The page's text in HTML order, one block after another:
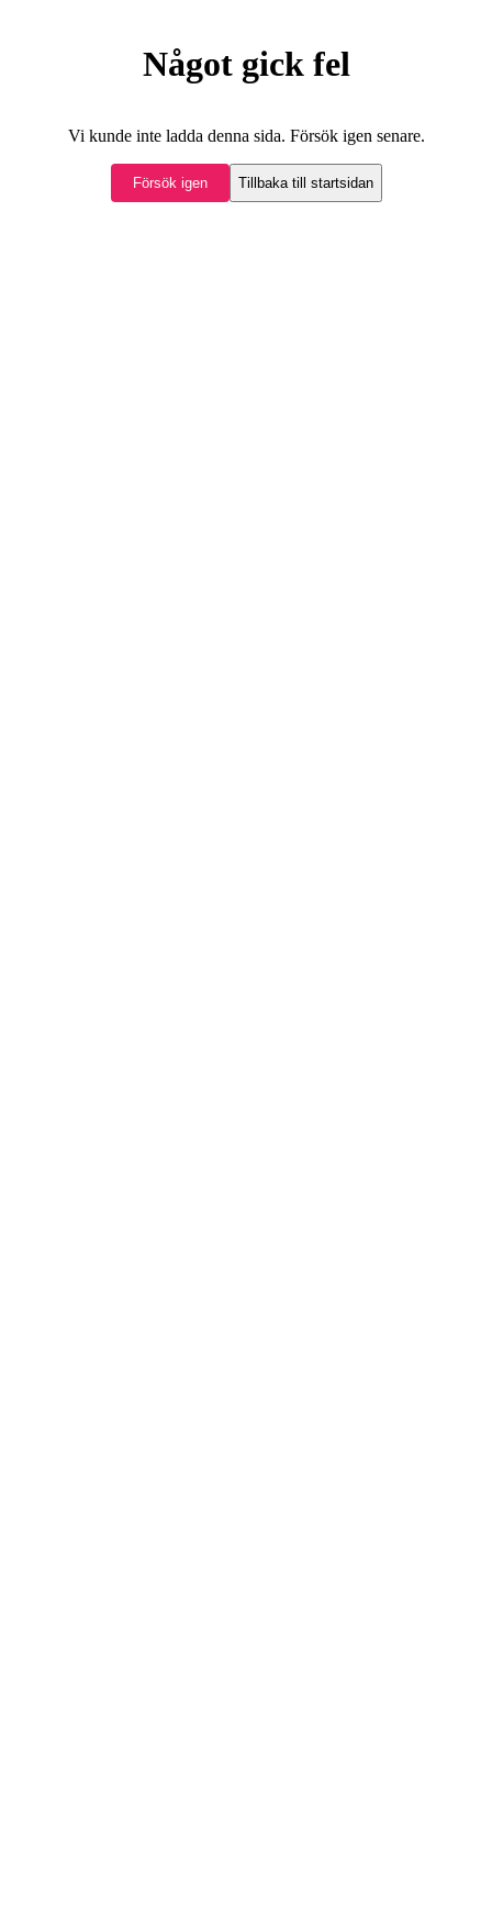
Något gick fel
Vi kunde inte ladda denna sida. Försök igen senare.
Försök igen Tillbaka till startsidan